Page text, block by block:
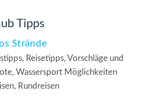
Tipps
Strände
Reisetipps, Vorschläge und
Wassersport Möglichkeiten
Rundreisen